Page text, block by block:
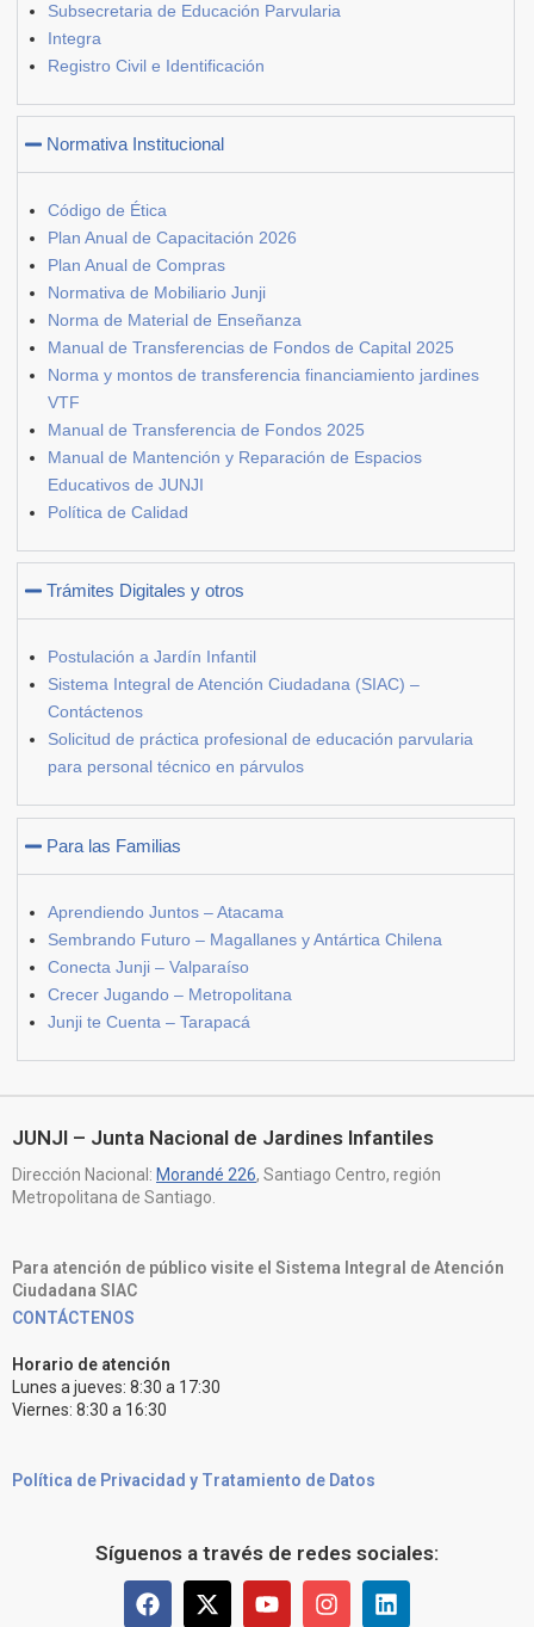
Subsecretaria de Educación Parvularia
Integra
Registro Civil e Identificación
Normativa Institucional
Código de Ética
Plan Anual de Capacitación 2026
Plan Anual de Compras
Normativa de Mobiliario Junji
Norma de Material de Enseñanza
Manual de Transferencias de Fondos de Capital 2025
Norma y montos de transferencia financiamiento jardines
VTF
Manual de Transferencia de Fondos 2025
Manual de Mantención y Reparación de Espacios
Educativos de JUNJI
Política de Calidad
Trámites Digitales y otros
Postulación a Jardín Infantil
Sistema Integral de Atención Ciudadana (SIAC) –
Contáctenos
Solicitud de práctica profesional de educación parvularia
para personal técnico en párvulos
Para las Familias
Aprendiendo Juntos – Atacama
Sembrando Futuro – Magallanes y Antártica Chilena
Conecta Junji – Valparaíso
Crecer Jugando – Metropolitana
Junji te Cuenta – Tarapacá
JUNJI – Junta Nacional de Jardines Infantiles
Dirección Nacional: Morandé 226, Santiago Centro, región
Metropolitana de Santiago.
Para atención de público visite el Sistema Integral de Atención
Ciudadana SIAC
CONTÁCTENOS
Horario de atención
Lunes a jueves: 8:30 a 17:30
Viernes: 8:30 a 16:30
Política de Privacidad y Tratamiento de Datos
Síguenos a través de redes sociales: